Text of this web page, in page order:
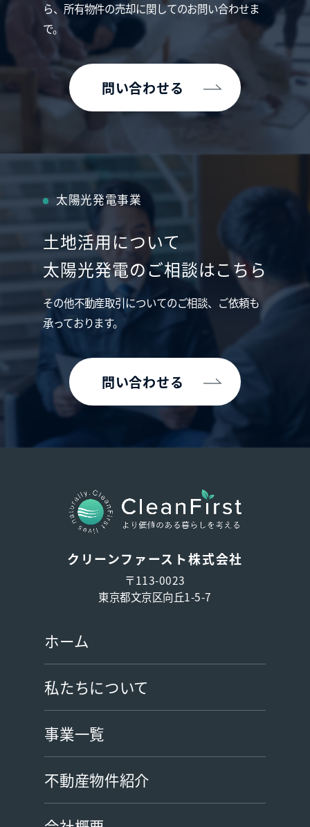
ら、所有物件の売却に関してのお問い合わせま
で。
問い合わせる
太陽光発電事業
土地活用について
太陽光発電のご相談はこちら
その他不動産取引についてのご相談、ご依頼も
承っております。
問い合わせる
クリーンファースト株式会社
〒113-0023
東京都文京区向丘1-5-7
ホーム
私たちについて
事業一覧
不動産物件紹介